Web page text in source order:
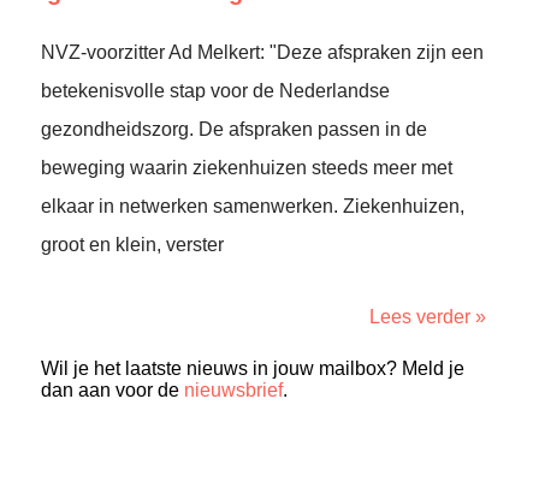
NVZ-voorzitter Ad Melkert: "Deze afspraken zijn een
betekenisvolle stap voor de Nederlandse
gezondheidszorg. De afspraken passen in de
beweging waarin ziekenhuizen steeds meer met
elkaar in netwerken samenwerken. Ziekenhuizen,
groot en klein, verster
Lees verder »
Wil je het laatste nieuws in jouw mailbox? Meld je
dan aan voor de nieuwsbrief.